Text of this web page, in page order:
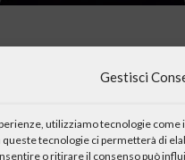
Gestisci
utilizziamo tecnologie
queste tecnologie ci permetterà di
o ritirare il consenso può
famiglie a basso reddito di